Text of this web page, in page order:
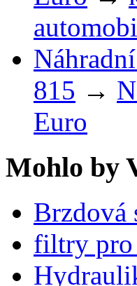
815 →
Euro
Mohlo by
Brzdová
filtry pro